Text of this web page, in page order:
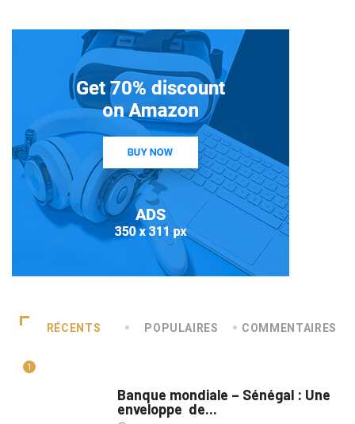
RÉCENTS POPULAIRES COMMENTAIRES
1
Banque mondiale – Sénégal : Une
enveloppe de...